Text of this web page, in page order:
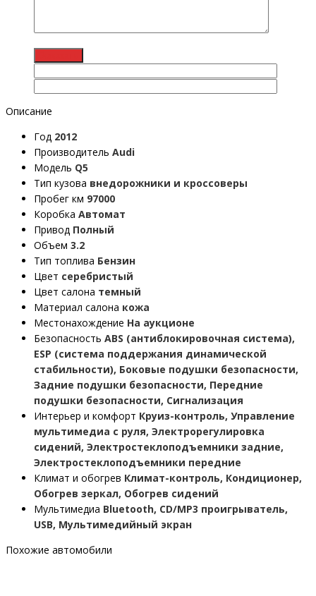
Описание
Год 2012
Производитель Audi
Модель Q5
Тип кузова внедорожники и кроссоверы
Пробег км 97000
Коробка Автомат
Привод Полный
Объем 3.2
Тип топлива Бензин
Цвет серебристый
Цвет салона темный
Материал салона кожа
Местонахождение На аукционе
Безопасность ABS (антиблокировочная система),
ESP (система поддержания динамической
стабильности), Боковые подушки безопасности,
Задние подушки безопасности, Передние
подушки безопасности, Сигнализация
Интерьер и комфорт Круиз-контроль, Управление
мультимедиа с руля, Электрорегулировка
сидений, Электростеклоподъемники задние,
Электростеклоподъемники передние
Климат и обогрев Климат-контроль, Кондиционер,
Обогрев зеркал, Обогрев сидений
Мультимедиа Bluetooth, CD/MP3 проигрыватель,
USB, Мультимедийный экран
Похожие автомобили